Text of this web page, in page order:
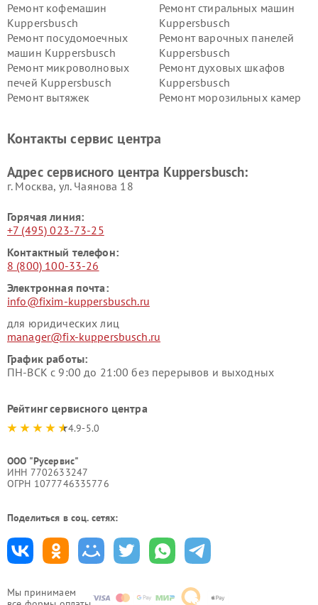
Мы принимаем
Ремонт кофемашин
Kuppersbusch
Ремонт стиральных машин
Kuppersbusch
Ремонт посудомоечных
машин Kuppersbusch
Ремонт варочных панелей
Kuppersbusch
Ремонт микроволновых
печей Kuppersbusch
Ремонт духовых шкафов
Kuppersbusch
Ремонт вытяжек
Ремонт морозильных камер
Kuppersbusch
вакуумных упаковщиков
Ремонт сушильных машин Kuppersbusch
Контакты сервис центра
Адрес сервисного центра Kuppersbusch:
г. Москва, ул. Чаянова 18
Горячая линия:
+7 (495) 023-73-25
Контактный телефон:
8 (800) 100-33-26
Электронная почта:
info@fixim-kuppersbusch.ru
для юридических лиц
manager@fix-kuppersbusch.ru
График работы:
ПН-ВСК с 9:00 до 21:00 без перерывов и выходных
Рейтинг сервисного центра
4.9-5.0
ООО "Русервис"
ИНН 7702633247
ОГРН 1077746335776
Поделиться в соц. сетях: